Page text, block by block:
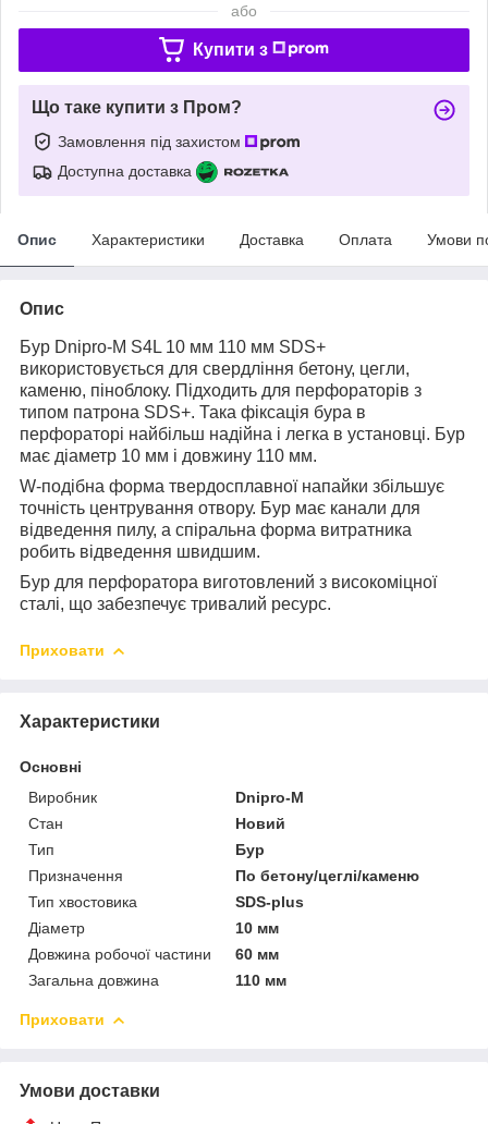
або
Купити з
Що таке купити з Пром?
Замовлення під захистом
Доступна доставка
Опис Характеристики Доставка Оплата Умови
Опис
Бур Dnipro-M S4L 10 мм 110 мм SDS+
використовується для свердління бетону, цегли,
каменю, піноблоку. Підходить для перфораторів з
типом патрона SDS+. Така фіксація бура в
перфораторі найбільш надійна і легка в установці. Бур
має діаметр 10 мм і довжину 110 мм.
W-подібна форма твердосплавної напайки збільшує
точність центрування отвору. Бур має канали для
відведення пилу, а спіральна форма витратника
робить відведення швидшим.
Бур для перфоратора виготовлений з високоміцної
сталі, що забезпечує тривалий ресурс.
Приховати
Характеристики
Основні
Виробник
Dnipro-M
Стан
Новий
Тип
Бур
Призначення
По бетону/цеглі/каменю
Тип хвостовика
SDS-plus
Діаметр
10 мм
Довжина робочої частини
60 мм
Загальна довжина
110 мм
Приховати
Умови доставки